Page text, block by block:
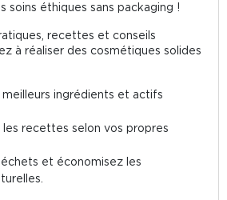
soins éthiques sans packaging !
recettes et conseils
à réaliser des cosmétiques solides
meilleurs ingrédients et actifs
les recettes selon vos propres
et économisez les